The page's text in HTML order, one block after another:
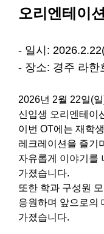
오리엔테이션
- 일시:
- 장소: 경주 라한
2026년 2월 22일(
신입생 오리엔테이
이번 OT에는 재학
레크레이션을 즐기
자유롭게 이야기를
가졌습니다.
또한 학과 구성원
응원하며 앞으로의
가졌습니다.